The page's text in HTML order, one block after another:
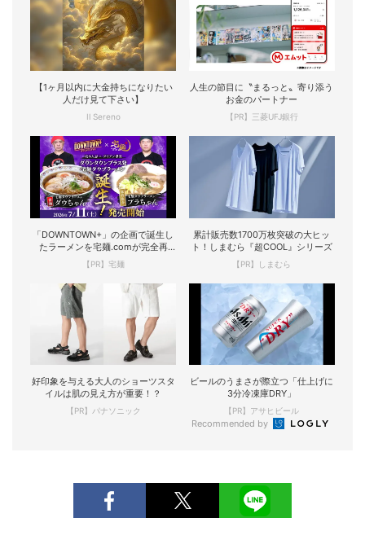
【1ヶ月以内に大金持ちになりたい
人だけ見て下さい】
Il Sereno
人生の節目に〝まるっと〟寄り添う
お金のパートナー
【PR】三菱UFJ銀行
「DOWNTOWN+」の企画で誕生し
たラーメンを宅麺.comが完全再
現！
【PR】宅麺
累計販売数1700万枚突破の大ヒッ
ト！しまむら『超COOL』シリーズ
【PR】しまむら
好印象を与える大人のショーツスタ
イルは肌の見え方が重要！？
【PR】パナソニック
ビールのうまさが際立つ「仕上げに
3分冷凍庫DRY」
【PR】アサヒビール
Recommended by